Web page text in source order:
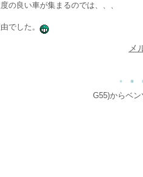
の良い車が集まるのでは、、、
でした。
メ
G55)からベ